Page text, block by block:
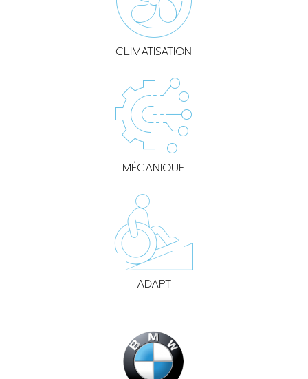
CLIMATISATION
MÉCANIQUE
ADAPT